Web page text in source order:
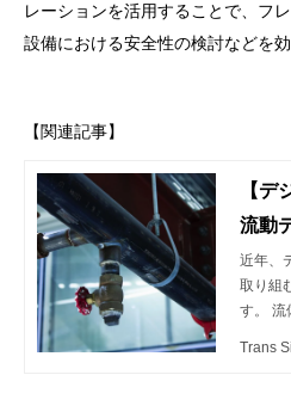
レーションを活用することで、フ
設備における安全性の検討などを
【関連記事】
【デ
流動
トと
近年、
取り組
す。 流
Trans